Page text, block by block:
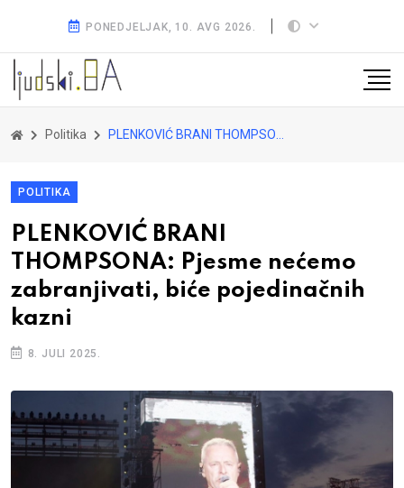
PONEDJELJAK, 10. AVG 2026.
Politika PLENKOVIĆ BRANI THOMPSONA: Pjesme nećemo zabranjivati, biće pojedinačnih kazni
POLITIKA
PLENKOVIĆ BRANI
THOMPSONA: Pjesme nećemo
zabranjivati, biće pojedinačnih
kazni
8. JULI 2025.